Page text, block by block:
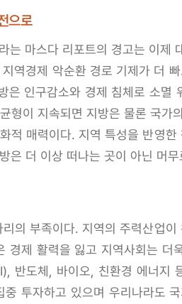
으로
는 마스다 리포트의 경고는 이
역경제 악순환 경로 기제가 더
인구감소와 경제 침체로 소멸
형이 지속되면 지방은 물론 국
적 매력이다. 지역 특성을 반영
은 더 이상 떠나는 곳이 아닌 머
의 부족이다. 지역의 주력산업
경제 활력을 잃고 지역사회는
반도체, 바이오, 친환경 에너지
투자하고 있으며 우리나라도